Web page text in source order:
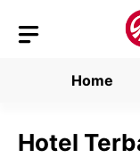
Home
Hotel